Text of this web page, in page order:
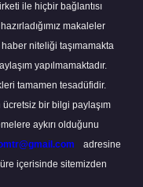
ile hiçbir bağlantısı
makaleler
niteliği taşımamakta
yapılmamaktadır.
tamamen tesadüfidir.
bir bilgi paylaşım
aykırı olduğunu
adresine
içerisinde sitemizden